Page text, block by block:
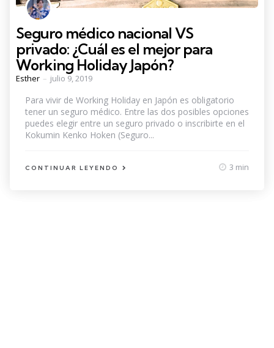
Seguro médico nacional VS
privado: ¿Cuál es el mejor para
Working Holiday Japón?
Posted
Esther julio 9, 2019
Para vivir de Working Holiday en Japón es obligatorio
tener un seguro médico. Entre las dos posibles opciones
puedes elegir entre un seguro privado o inscribirte en el
Kokumin Kenko Hoken (Seguro...
CONTINUAR LEYENDO 3 min